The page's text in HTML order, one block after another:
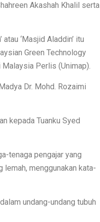
Akashah Khalil serta
‘Masjid Aladdin’ itu
Green Technology
Perlis (Unimap).
Dr. Mohd. Rozaimi
kepada Tuanku Syed
tenaga pengajar yang
lemah, menggunakan kata-
undang-undang tubuh